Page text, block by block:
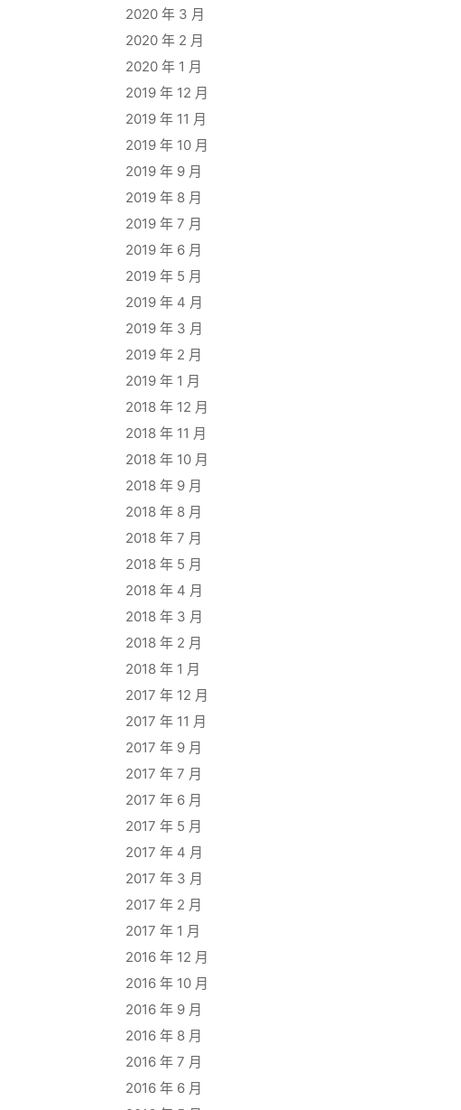
2020 年 3 月
2020 年 2 月
2020 年 1 月
2019 年 12 月
2019 年 11 月
2019 年 10 月
2019 年 9 月
2019 年 8 月
2019 年 7 月
2019 年 6 月
2019 年 5 月
2019 年 4 月
2019 年 3 月
2019 年 2 月
2019 年 1 月
2018 年 12 月
2018 年 11 月
2018 年 10 月
2018 年 9 月
2018 年 8 月
2018 年 7 月
2018 年 5 月
2018 年 4 月
2018 年 3 月
2018 年 2 月
2018 年 1 月
2017 年 12 月
2017 年 11 月
2017 年 9 月
2017 年 7 月
2017 年 6 月
2017 年 5 月
2017 年 4 月
2017 年 3 月
2017 年 2 月
2017 年 1 月
2016 年 12 月
2016 年 10 月
2016 年 9 月
2016 年 8 月
2016 年 7 月
2016 年 6 月